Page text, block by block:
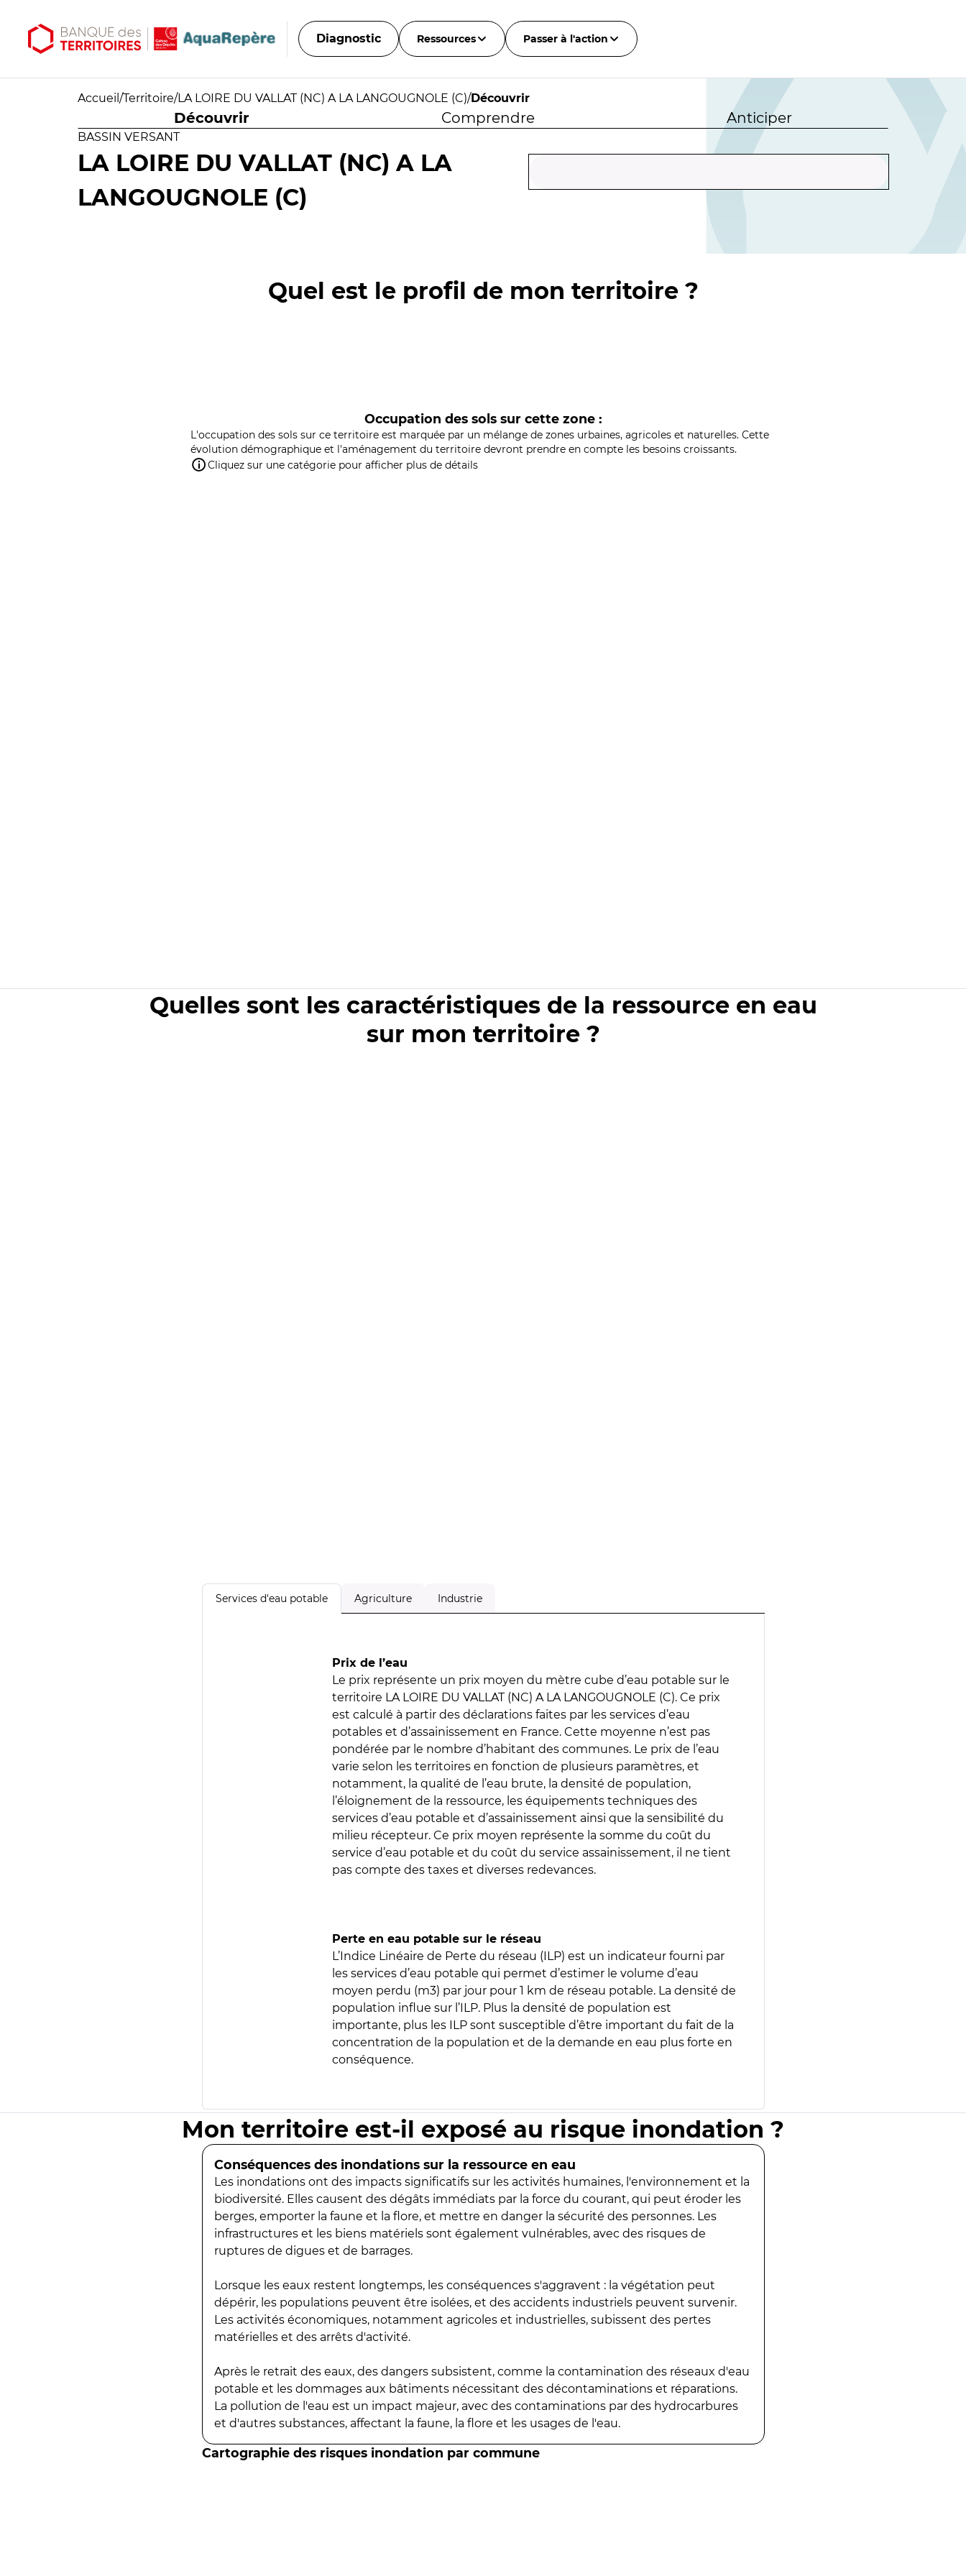
Diagnostic Ressources Passer à l'action
Accueil /Territoire/LA LOIRE DU VALLAT (NC) A LA LANGOUGNOLE (C)/Découvrir
Découvrir Comprendre Anticiper
BASSIN VERSANT
LA LOIRE DU VALLAT (NC) A LA
LANGOUGNOLE (C)
Quel est le profil de mon territoire ?
Occupation des sols sur cette zone :
L'occupation des sols sur ce territoire est marquée par un mélange de zones urbaines, agricoles et naturelles. Cette
évolution démographique et l'aménagement du territoire devront prendre en compte les besoins croissants.
Cliquez sur une catégorie pour afficher plus de détails
Quelles sont les caractéristiques de la ressource en eau
sur mon territoire ?
Services d'eau potable Agriculture Industrie
Prix de l’eau
Le prix représente un prix moyen du mètre cube d’eau potable sur le
territoire LA LOIRE DU VALLAT (NC) A LA LANGOUGNOLE (C). Ce prix
est calculé à partir des déclarations faites par les services d’eau
potables et d’assainissement en France. Cette moyenne n’est pas
pondérée par le nombre d’habitant des communes. Le prix de l’eau
varie selon les territoires en fonction de plusieurs paramètres, et
notamment, la qualité de l’eau brute, la densité de population,
l’éloignement de la ressource, les équipements techniques des
services d’eau potable et d’assainissement ainsi que la sensibilité du
milieu récepteur. Ce prix moyen représente la somme du coût du
service d’eau potable et du coût du service assainissement, il ne tient
pas compte des taxes et diverses redevances.
Perte en eau potable sur le réseau
L’Indice Linéaire de Perte du réseau (ILP) est un indicateur fourni par
les services d’eau potable qui permet d’estimer le volume d’eau
moyen perdu (m3) par jour pour 1 km de réseau potable. La densité de
population influe sur l’ILP. Plus la densité de population est
importante, plus les ILP sont susceptible d’être important du fait de la
concentration de la population et de la demande en eau plus forte en
conséquence.
Mon territoire est-il exposé au risque inondation ?
Conséquences des inondations sur la ressource en eau
Les inondations ont des impacts significatifs sur les activités humaines, l'environnement et la
biodiversité. Elles causent des dégâts immédiats par la force du courant, qui peut éroder les
berges, emporter la faune et la flore, et mettre en danger la sécurité des personnes. Les
infrastructures et les biens matériels sont également vulnérables, avec des risques de
ruptures de digues et de barrages.
Lorsque les eaux restent longtemps, les conséquences s'aggravent : la végétation peut
dépérir, les populations peuvent être isolées, et des accidents industriels peuvent survenir.
Les activités économiques, notamment agricoles et industrielles, subissent des pertes
matérielles et des arrêts d'activité.
Après le retrait des eaux, des dangers subsistent, comme la contamination des réseaux d'eau
potable et les dommages aux bâtiments nécessitant des décontaminations et réparations.
La pollution de l'eau est un impact majeur, avec des contaminations par des hydrocarbures
et d'autres substances, affectant la faune, la flore et les usages de l'eau.
Cartographie des risques inondation par commune